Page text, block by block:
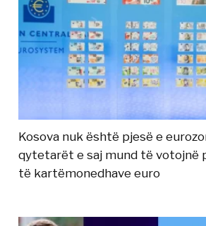
Kosova nuk është pjesë e
qytetarët e saj mund të votojnë
të kartëmonedhave euro